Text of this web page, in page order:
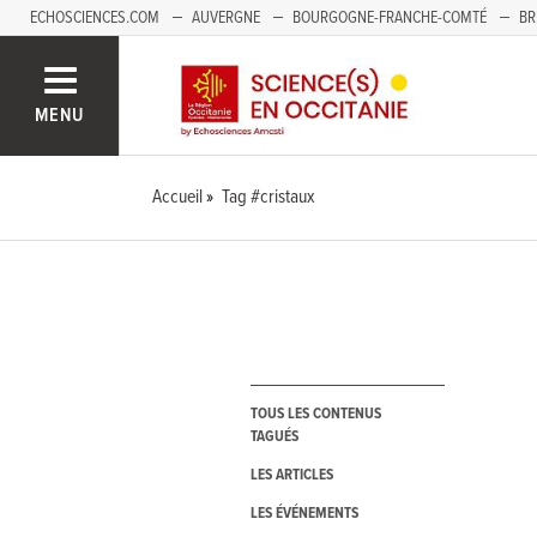
ECHOSCIENCES.COM AUVERGNE BOURGOGNE-FRANCHE-COMTÉ
MENU
Accueil Tag #cristaux
TOUS LES CONTENUS
TAGUÉS
LES ARTICLES
LES ÉVÉNEMENTS